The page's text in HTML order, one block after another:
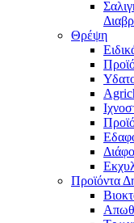
Θρέψη
Προϊόντα